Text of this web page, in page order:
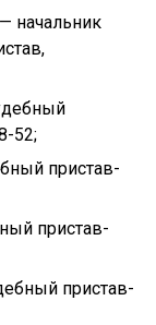
— начальник
52;
пристав-
пристав-
пристав-